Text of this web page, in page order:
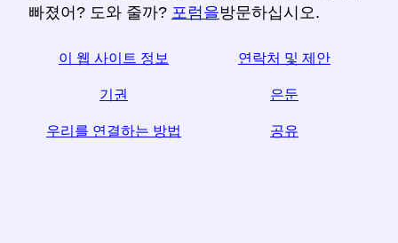
빠졌어? 도와 줄까? 포럼을방문하십시오.
이 웹 사이트 정보 연락처 및 제안
기권 은둔
우리를 연결하는 방법 공유